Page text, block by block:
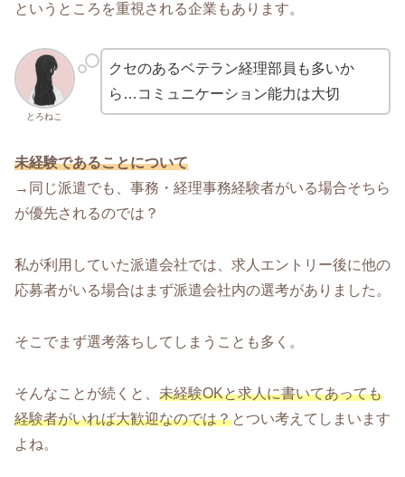
というところを重視される企業もあります。
とろねこ
クセのあるベテラン経理部員も多いか
ら…コミュニケーション能力は大切
未経験であることについて
→同じ派遣でも、事務・経理事務経験者がいる場合そちら
が優先されるのでは？
私が利用していた派遣会社では、求人エントリー後に他の
応募者がいる場合はまず派遣会社内の選考がありました。
そこでまず選考落ちしてしまうことも多く。
そんなことが続くと、 未経験OKと求人に書いてあっても
経験者がいれば大歓迎なのでは？とつい考えてしまいます
よね。